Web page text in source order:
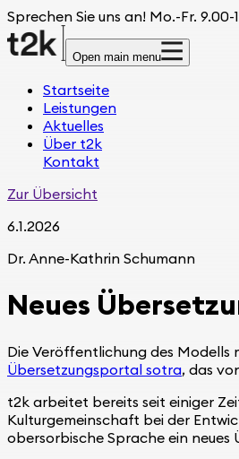
Sprechen Sie uns an! Mo.-Fr. 9.00-
Open main menu
Startseite
Leistungen
Aktuelles
Über t2k
Kontakt
Zur Übersicht
6.1.2026
Dr. Anne-Kathrin Schumann
Neues
Die Veröffentlichung des Modells
Übersetzungsportal sotra, das
t2k arbeitet bereits seit einiger
Kulturgemeinschaft bei der
obersorbische Sprache ein